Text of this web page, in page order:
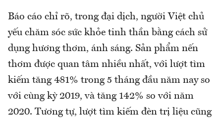
Báo cáo chỉ rõ, trong đại dịch, người Việt chủ
yếu chăm sóc sức khỏe tinh thần bằng cách sử
dụng hương thơm, ánh sáng. Sản phẩm nến
thơm được quan tâm nhiều nhất, với lượt tìm
kiếm tăng 481% trong 5 tháng đầu năm nay so
với cùng kỳ 2019, và tăng 142% so với năm
2020. Tương tự, lượt tìm kiếm đèn trị liệu cũng